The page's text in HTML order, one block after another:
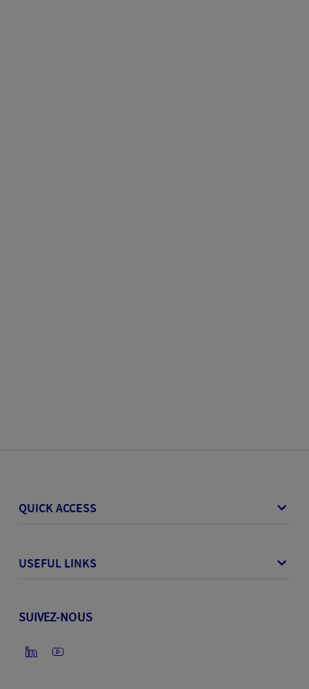
QUICK ACCESS
USEFUL LINKS
SUIVEZ-NOUS